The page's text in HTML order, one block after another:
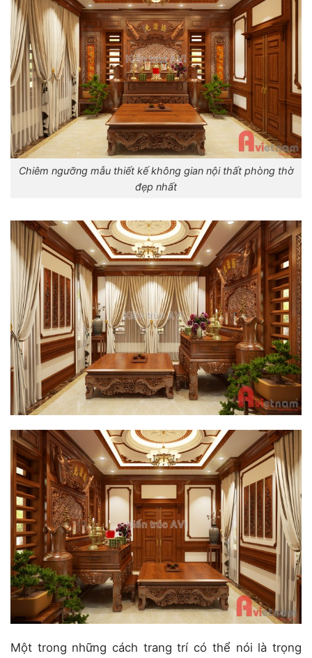
Chiêm ngưỡng mẫu thiết kế không gian nội thất phòng thờ
đẹp nhất
Một trong những cách trang trí có thể nói là trọng